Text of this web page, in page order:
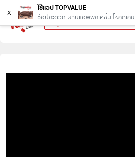
x
ใช้แอป TOPVALUE
ช้อปสะดวก ผ่านแอพพลิเคชั่น โหลดเลย